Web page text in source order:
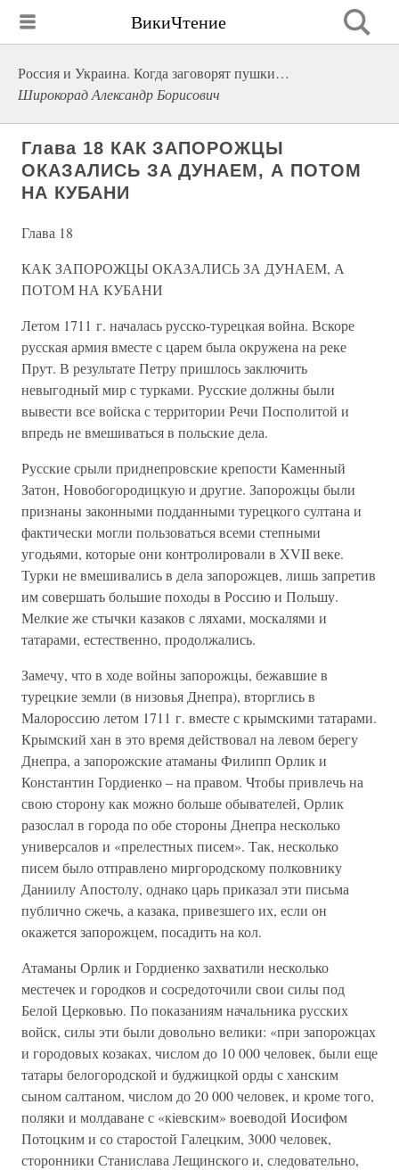
ВикиЧтение
Россия и Украина. Когда заговорят пушки…
Широкорад Александр Борисович
Глава 18 КАК ЗАПОРОЖЦЫ
ОКАЗАЛИСЬ ЗА ДУНАЕМ, А ПОТОМ
НА КУБАНИ
Глава 18
КАК ЗАПОРОЖЦЫ ОКАЗАЛИСЬ ЗА ДУНАЕМ, А
ПОТОМ НА КУБАНИ
Летом 1711 г. началась русско-турецкая война. Вскоре
русская армия вместе с царем была окружена на реке
Прут. В результате Петру пришлось заключить
невыгодный мир с турками. Русские должны были
вывести все войска с территории Речи Посполитой и
впредь не вмешиваться в польские дела.
Русские срыли приднепровские крепости Каменный
Затон, Новобогородицкую и другие. Запорожцы были
признаны законными подданными турецкого султана и
фактически могли пользоваться всеми степными
угодьями, которые они контролировали в XVII веке.
Турки не вмешивались в дела запорожцев, лишь запретив
им совершать большие походы в Россию и Польшу.
Мелкие же стычки казаков с ляхами, москалями и
татарами, естественно, продолжались.
Замечу, что в ходе войны запорожцы, бежавшие в
турецкие земли (в низовья Днепра), вторглись в
Малороссию летом 1711 г. вместе с крымскими татарами.
Крымский хан в это время действовал на левом берегу
Днепра, а запорожские атаманы Филипп Орлик и
Константин Гордиенко – на правом. Чтобы привлечь на
свою сторону как можно больше обывателей, Орлик
разослал в города по обе стороны Днепра несколько
универсалов и «прелестных писем». Так, несколько
писем было отправлено миргородскому полковнику
Даниилу Апостолу, однако царь приказал эти письма
публично сжечь, а казака, привезшего их, если он
окажется запорожцем, посадить на кол.
Атаманы Орлик и Гордиенко захватили несколько
местечек и городков и сосредоточили свои силы под
Белой Церковью. По показаниям начальника русских
войск, силы эти были довольно велики: «при запорожцах
и городовых козаках, числом до 10 000 человек, были еще
татары белогородской и буджицкой орды с ханским
сыном салтаном, числом до 20 000 человек, и кроме того,
поляки и молдаване с «кiевским» воеводой Иосифом
Потоцким и со старостой Галецким, 3000 человек,
сторонники Станислава Лещинского и, следовательно,